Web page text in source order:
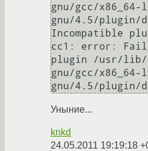
gnu/gcc/
gnu/4.5/plugin/
Incompatible
cc1: error:
plugin /usr/lib/
gnu/gcc/
Уныние...
knkd
24.05.2011 19:19:18